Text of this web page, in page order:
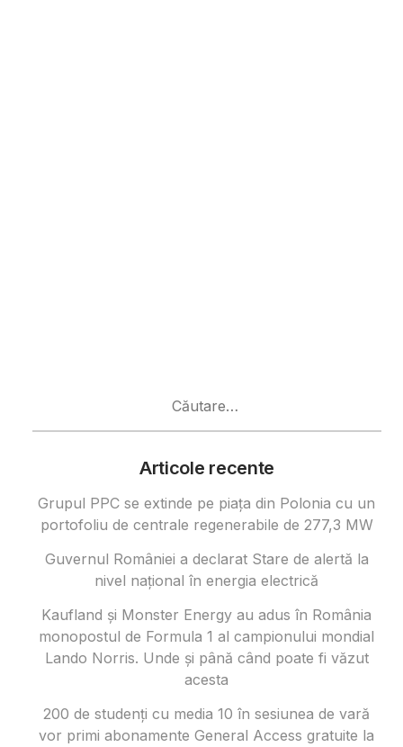
Articole recente
Grupul PPC se extinde pe piața din Polonia cu un
portofoliu de centrale regenerabile de 277,3 MW
Guvernul României a declarat Stare de alertă la
nivel național în energia electrică
Kaufland și Monster Energy au adus în România
monopostul de Formula 1 al campionului mondial
Lando Norris. Unde și până când poate fi văzut
acesta
200 de studenți cu media 10 în sesiunea de vară
vor primi abonamente General Access gratuite la